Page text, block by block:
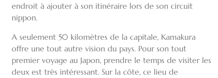
endroit à ajouter à son itinéraire lors de son circuit
nippon.
A seulement 50 kilomètres de la capitale, Kamakura
offre une tout autre vision du pays. Pour son tout
premier voyage au Japon, prendre le temps de visiter les
deux est très intéressant. Sur la côte, ce lieu de